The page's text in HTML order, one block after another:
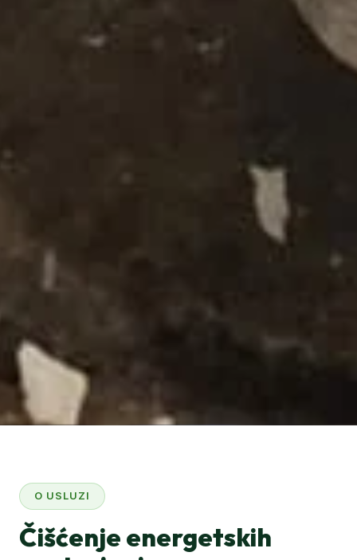
O USLUZI
Čišćenje energetskih